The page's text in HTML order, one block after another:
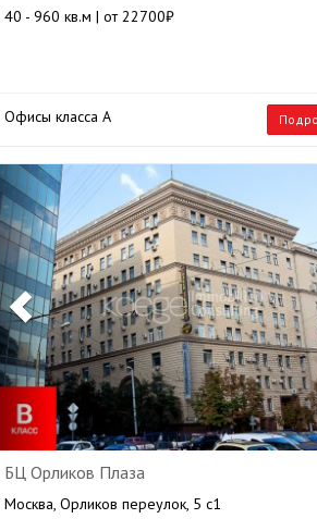
40 - 960 кв.м | от 22700₽
Офисы класса А
Previous
БЦ Орликов Плаза
Москва, Орликов переулок, 5 с1